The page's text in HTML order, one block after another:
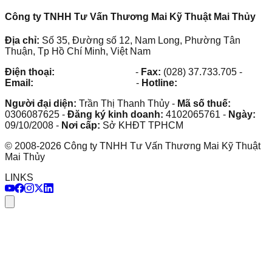
Công ty TNHH Tư Vấn Thương Mai Kỹ Thuật Mai Thủy
Địa chỉ: Số 35, Đường số 12, Nam Long, Phường Tân
Thuận, Tp Hồ Chí Minh, Việt Nam
Điện thoại:
- Fax: (028) 37.733.705 -
Email:
- Hotline:
Người đại diện: Trần Thị Thanh Thủy - Mã số thuế:
0306087625 - Đăng ký kinh doanh: 4102065761 - Ngày:
09/10/2008 - Nơi cấp: Sở KHĐT TPHCM
© 2008-2026 Công ty TNHH Tư Vấn Thương Mai Kỹ Thuật
Mai Thủy
LINKS